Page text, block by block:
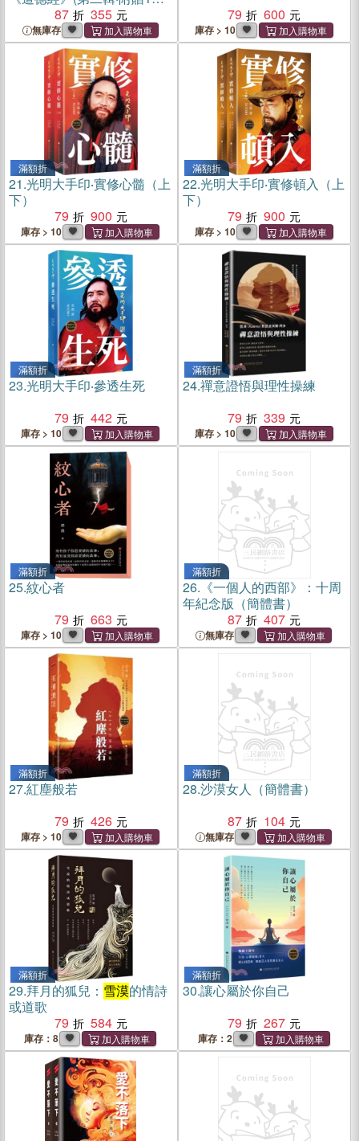
子) （簡體書）
87 355
無庫存
79 600
庫存 > 10
滿額折
21.光明大手印‧實修心髓（上
下）
79
900
庫存 > 10
滿額折
22.光明大手印‧實修頓入（上
下）
79
900
庫存 > 10
滿額折
23.光明大手印‧參透生死
79
442
庫存 > 10
滿額折
24.禪意證悟與理性操練
79
339
庫存 > 10
滿額折
25.紋心者
79
663
庫存 > 10
滿額折
26. 《一個人的西部》：十周
年紀念版（簡體書）
87
407
無庫存
滿額折
27.紅塵般若
79
426
庫存 > 10
滿額折
28.沙漠女人（簡體書）
87
104
無庫存
滿額折
29.拜月的狐兒： 雪漠的情詩
或道歌
79
584
庫存：8
滿額折
30.讓心屬於你自己
79
267
庫存：2